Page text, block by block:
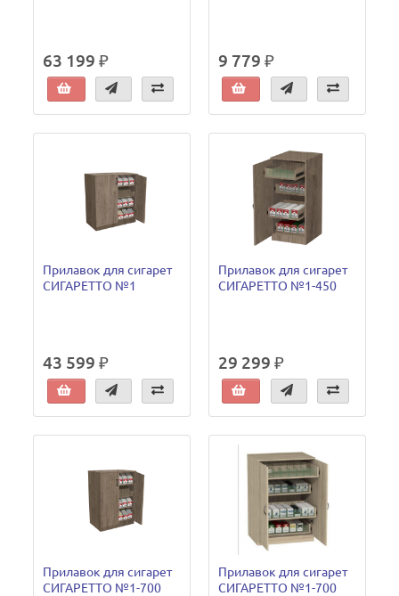
63 199 ₽ 9 779 ₽
Прилавок для сигарет
СИГАРЕТТО №1
43 599 ₽
Прилавок для сигарет
СИГАРЕТТО №1-450
29 299 ₽
Прилавок для сигарет
СИГАРЕТТО №1-700
Прилавок для сигарет
СИГАРЕТТО №1-700